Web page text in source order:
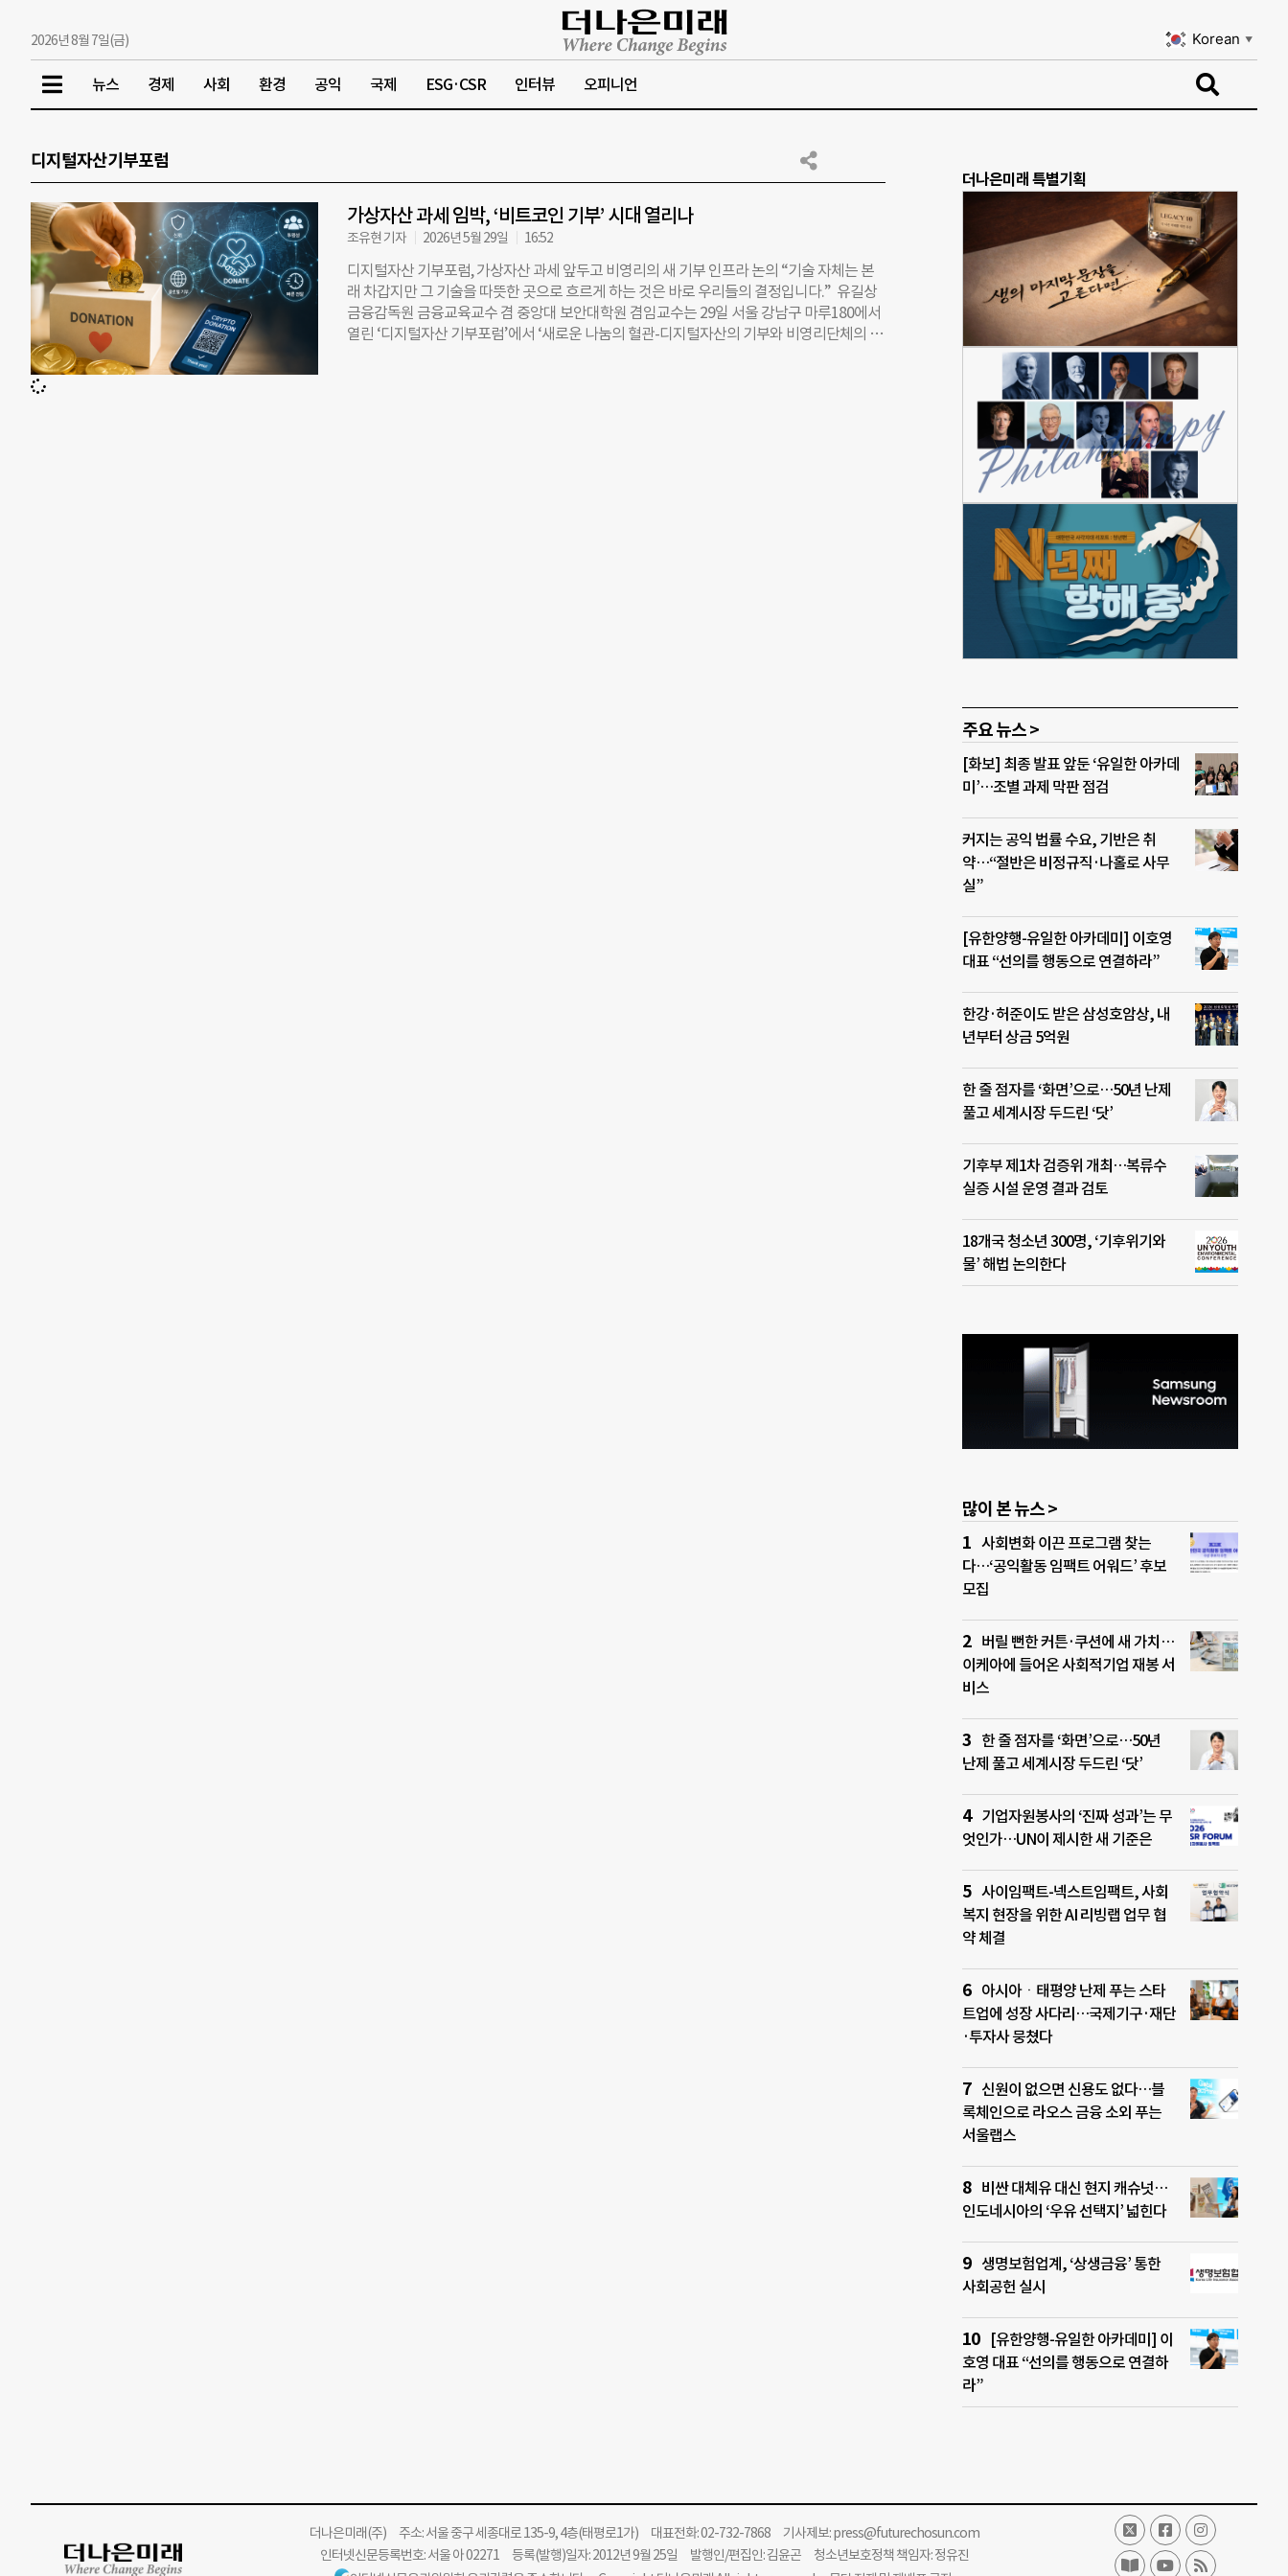
2026년 8월 7일(금) Korean ▼
뉴스 경제 사회 환경 공익 국제 ESG·CSR 인터뷰 오피니언
디지털자산기부포럼
가상자산 과세 임박, ‘비트코인 기부’ 시대 열리나
조유현 기자 2026년 5월 29일 16:52
디지털자산 기부포럼, 가상자산 과세 앞두고 비영리의 새 기부 인프라 논의 “기술 자체는 본
래 차갑지만 그 기술을 따뜻한 곳으로 흐르게 하는 것은 바로 우리들의 결정입니다.” 유길상
금융감독원 금융교육교수 겸 중앙대 보안대학원 겸임교수는 29일 서울 강남구 마루180에서
열린 ‘디지털자산 기부포럼’에서 ‘새로운 나눔의 혈관-디지털자산의 기부와 비영리단체의 기
더나은미래 특별기획
주요 뉴스 >
[화보] 최종 발표 앞둔 ‘유일한 아카데
미’…조별 과제 막판 점검
커지는 공익 법률 수요, 기반은 취
약…“절반은 비정규직·나홀로 사무
실”
[유한양행-유일한 아카데미] 이호영
대표 “선의를 행동으로 연결하라”
한강·허준이도 받은 삼성호암상, 내
년부터 상금 5억원
한 줄 점자를 ‘화면’으로…50년 난제
풀고 세계시장 두드린 ‘닷’
기후부 제1차 검증위 개최…복류수
실증 시설 운영 결과 검토
18개국 청소년 300명, ‘기후위기와
물’ 해법 논의한다
많이 본 뉴스 >
사회변화 이끈 프로그램 찾는
다…‘공익활동 임팩트 어워드’ 후보
모집
버릴 뻔한 커튼·쿠션에 새 가치…
이케아에 들어온 사회적기업 재봉 서
비스
한 줄 점자를 ‘화면’으로…50년
난제 풀고 세계시장 두드린 ‘닷’
기업자원봉사의 ‘진짜 성과’는 무
엇인가…UN이 제시한 새 기준은
사이임팩트-넥스트임팩트, 사회
복지 현장을 위한 AI 리빙랩 업무 협
약 체결
아시아ㆍ태평양 난제 푸는 스타
트업에 성장 사다리…국제기구·재단
·투자사 뭉쳤다
신원이 없으면 신용도 없다…블
록체인으로 라오스 금융 소외 푸는
서울랩스
비싼 대체유 대신 현지 캐슈넛…
인도네시아의 ‘우유 선택지’ 넓힌다
생명보험업계, ‘상생금융’ 통한
사회공헌 실시
[유한양행-유일한 아카데미] 이
호영 대표 “선의를 행동으로 연결하
라”
더나은미래(주)주소: 서울 중구 세종대로 135-9, 4층(태평로1가) 대표전화: 02-732-7868 기사제보:press@futurechosun.com
인터넷신문등록번호: 서울 아 02271 등록(발행)일자: 2012년 9월 25일 발행인/편집인: 김윤곤 청소년보호정책 책임자: 정유진